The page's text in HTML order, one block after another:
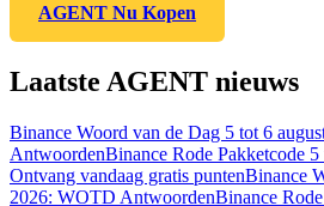
AGENT Nu Kopen
Laatste AGENT nieuws
Binance Woord van de Dag 5 tot 6
AntwoordenBinance Rode Pakketcode
Ontvang vandaag gratis puntenBinance
2026: WOTD AntwoordenBinance